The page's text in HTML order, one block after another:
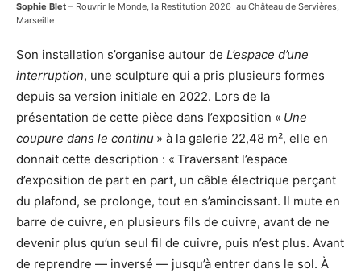
Sophie Blet – Rouvrir le Monde, la Restitution 2026 au Château de Servières,
Marseille
Son installation s’organise autour de L’espace d’une
interruption, une sculpture qui a pris plusieurs formes
depuis sa version initiale en 2022. Lors de la
présentation de cette pièce dans l’exposition « Une
coupure dans le continu » à la galerie 22,48 m², elle en
donnait cette description : « Traversant l’espace
d’exposition de part en part, un câble électrique perçant
du plafond, se prolonge, tout en s’amincissant. Il mute en
barre de cuivre, en plusieurs fils de cuivre, avant de ne
devenir plus qu’un seul fil de cuivre, puis n’est plus. Avant
de reprendre — inversé — jusqu’à entrer dans le sol. À